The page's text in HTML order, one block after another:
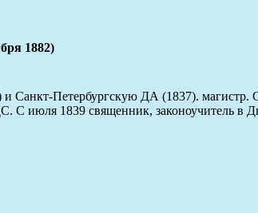
1882)
Петербургскую ДА (1837). магистр.
С июля 1839 священник, законоучитель в